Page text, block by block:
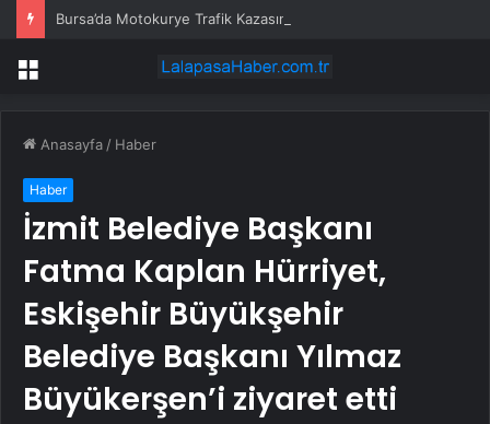
Bursa’da Motokurye Trafik Kazasında Hayatını Kaybetti
Menü
Anasayfa / Haber
Haber
İzmit Belediye Başkanı
Fatma Kaplan Hürriyet,
Eskişehir Büyükşehir
Belediye Başkanı Yılmaz
Büyükerşen’i ziyaret etti